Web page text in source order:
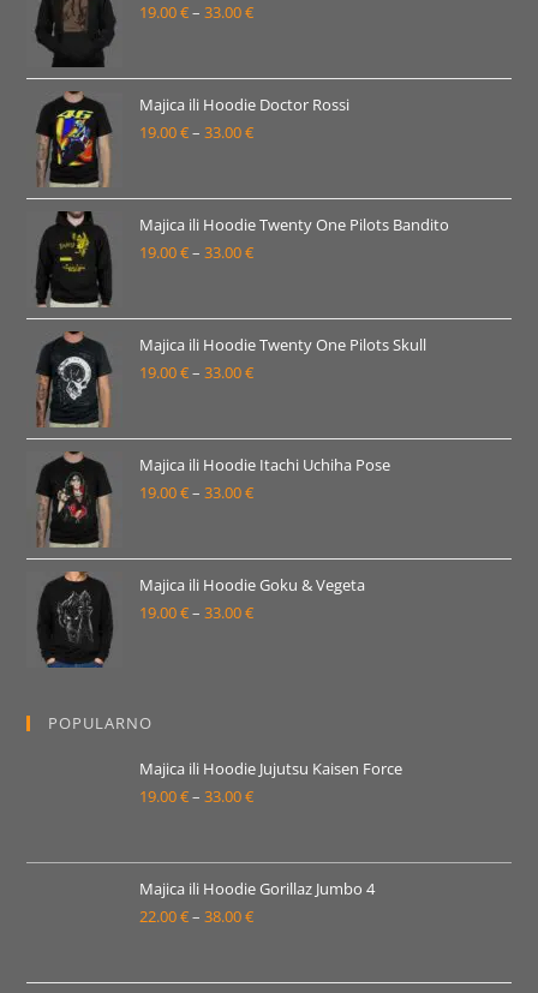
do
19.00€– 33.00€Raspon
od
19.00 €
do
Majica ili Hoodie Doctor Rossi
19.00€– 33.00€Raspon
od
19.00 €
do
Majica ili Hoodie Twenty One Pilots Bandito
19.00€– 33.00€Raspon
od
19.00 €
do
Majica ili Hoodie Twenty One Pilots Skull
19.00€– 33.00€Raspon
od
19.00 €
do
Majica ili Hoodie Itachi Uchiha Pose
19.00€– 33.00€Raspon
od
19.00 €
do
Majica ili Hoodie Goku & Vegeta
19.00€– 33.00€Raspon
33.00 €
POPULARNO
Majica ili Hoodie Jujutsu Kaisen Force
19.00€– 33.00€Raspon
od
19.00 €
do
Majica ili Hoodie Gorillaz Jumbo 4
22.00€– 38.00€Raspon
od